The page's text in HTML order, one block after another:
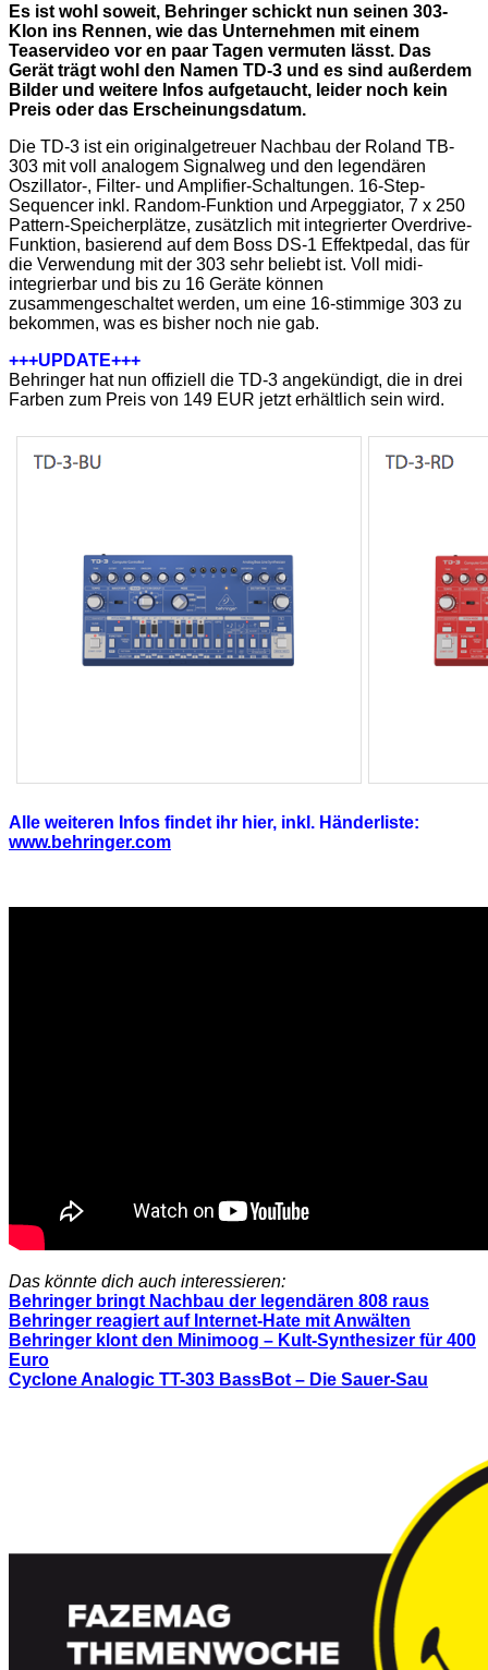
Es ist wohl soweit, Behringer schickt nun seinen 303-
Klon ins Rennen, wie das Unternehmen mit einem
Teaservideo vor en paar Tagen vermuten lässt. Das
Gerät trägt wohl den Namen TD-3 und es sind außerdem
Bilder und weitere Infos aufgetaucht, leider noch kein
Preis oder das Erscheinungsdatum.
Die TD-3 ist ein originalgetreuer Nachbau der Roland TB-
303 mit voll analogem Signalweg und den legendären
Oszillator-, Filter- und Amplifier-Schaltungen. 16-Step-
Sequencer inkl. Random-Funktion und Arpeggiator, 7 x 250
Pattern-Speicherplätze, zusätzlich mit integrierter Overdrive-
Funktion, basierend auf dem Boss DS-1 Effektpedal, das für
die Verwendung mit der 303 sehr beliebt ist. Voll midi-
integrierbar und bis zu 16 Geräte können
zusammengeschaltet werden, um eine 16-stimmige 303 zu
bekommen, was es bisher noch nie gab.
+++UPDATE+++
Behringer hat nun offiziell die TD-3 angekündigt, die in drei
Farben zum Preis von 149 EUR jetzt erhältlich sein wird.
Alle weiteren Infos findet ihr hier, inkl. Händerliste:
www.behringer.com
Das könnte dich auch interessieren:
Behringer bringt Nachbau der legendären 808 raus
Behringer reagiert auf Internet-Hate mit Anwälten
Behringer klont den Minimoog – Kult-Synthesizer für 400
Euro
Cyclone Analogic TT-303 BassBot – Die Sauer-Sau